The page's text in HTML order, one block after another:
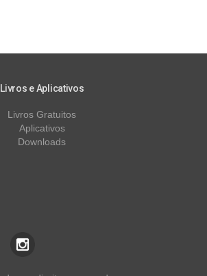
Livros e Aplicativos
Livros Gratuitos
Aplicativos
Downloads